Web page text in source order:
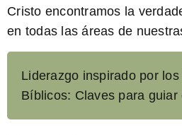
Cristo encontramos la
en todas las áreas de
Liderazgo inspirado por los
Bíblicos: Claves para guiar